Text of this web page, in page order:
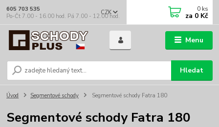
Menu
CZK
Hledat
605 703 535
Po-Čt 7.00 - 16.00 hod. Pá 7.00 - 12.00 hod.
0 ks
za 0 Kč
Úvod Segmentové schody Segmentové schody Fatra 180
Segmentové schody Fatra 180